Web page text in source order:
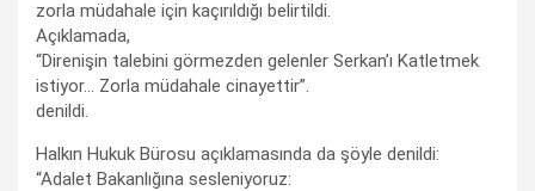
zorla müdahale için kaçırıldığı belirtildi.
Açıklamada,
“Direnişin talebini görmezden gelenler Serkan’ı Katletmek
istiyor… Zorla müdahale cinayettir”.
denildi.
Halkın Hukuk Bürosu açıklamasında da şöyle denildi:
“Adalet Bakanlığına sesleniyoruz: